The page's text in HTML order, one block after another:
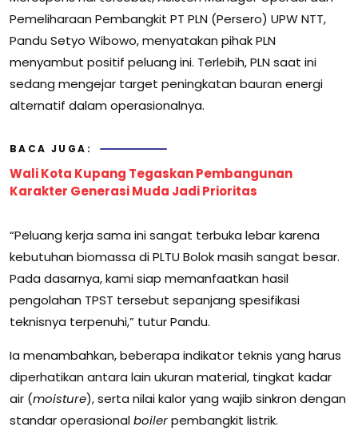
Pemeliharaan Pembangkit PT PLN (Persero) UPW NTT,
Pandu Setyo Wibowo, menyatakan pihak PLN
menyambut positif peluang ini. Terlebih, PLN saat ini
sedang mengejar target peningkatan bauran energi
alternatif dalam operasionalnya.
BACA JUGA:
Wali Kota Kupang Tegaskan Pembangunan
Karakter Generasi Muda Jadi Prioritas
“Peluang kerja sama ini sangat terbuka lebar karena
kebutuhan biomassa di PLTU Bolok masih sangat besar.
Pada dasarnya, kami siap memanfaatkan hasil
pengolahan TPST tersebut sepanjang spesifikasi
teknisnya terpenuhi,” tutur Pandu.
Ia menambahkan, beberapa indikator teknis yang harus
diperhatikan antara lain ukuran material, tingkat kadar
air (moisture), serta nilai kalor yang wajib sinkron dengan
standar operasionalboilerpembangkit listrik.